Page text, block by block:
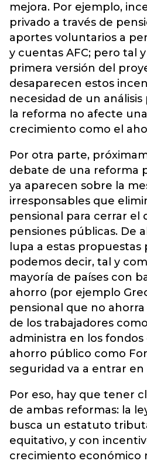
mejora. Por ejemplo,
privado a través de
aportes voluntarios a
y cuentas AFC; pero tal
primera versión del
desaparecen estos
necesidad de un
la reforma no afecte
crecimiento como el
Por otra parte,
debate de una reforma
ya aparecen sobre la
irresponsables que
pensional para cerrar el
pensiones públicas. De
lupa a estas
podemos decir, tal y
mayoría de países con
ahorro (por ejemplo
pensional que no
de los trabajadores
administra en los
ahorro público como
seguridad va a entrar en
Por eso, hay que tener
de ambas reformas: la
busca un estatuto
equitativo, y con
crecimiento económico